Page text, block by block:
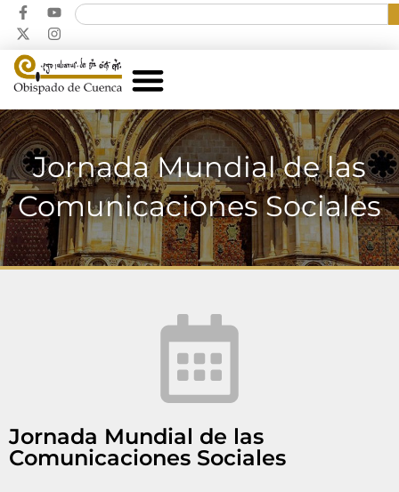
Jornada Mundial de las
Comunicaciones Sociales
Jornada Mundial de las
Comunicaciones Sociales